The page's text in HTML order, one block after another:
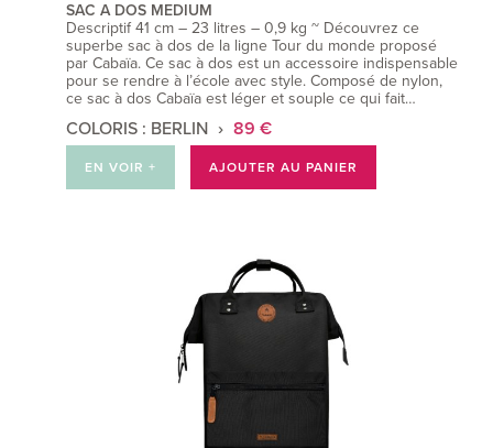
SAC A DOS MEDIUM
Descriptif 41 cm – 23 litres – 0,9 kg ~ Découvrez ce
superbe sac à dos de la ligne Tour du monde proposé
par Cabaïa. Ce sac à dos est un accessoire indispensable
pour se rendre à l’école avec style. Composé de nylon,
ce sac à dos Cabaïa est léger et souple ce qui fait…
COLORIS : BERLIN 89 €
EN VOIR + AJOUTER AU PANIER